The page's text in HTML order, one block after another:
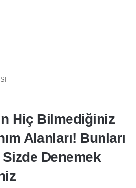
Hiç Bilmediğiniz
Alanları! Bunları
Denemek